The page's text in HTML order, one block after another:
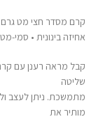
קרם מסדר חצי מט גרם 85 גרם – פול מיטשל
אחיזה בינונית • סמי-מט
קבל מראה רענן עם
שליטה
מתמשכת. ניתן לעצב
מותיר את